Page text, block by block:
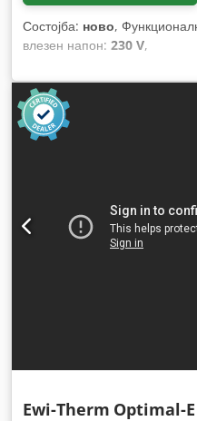
Состојба: ново,
влезен напон: 230 V,
Ewi-Therm Optimal-